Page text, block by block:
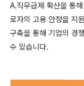
A.직무급제 확산을 통
로자의 고용 안정을 지
구축을 통해 기업의 경
수 있습니다.